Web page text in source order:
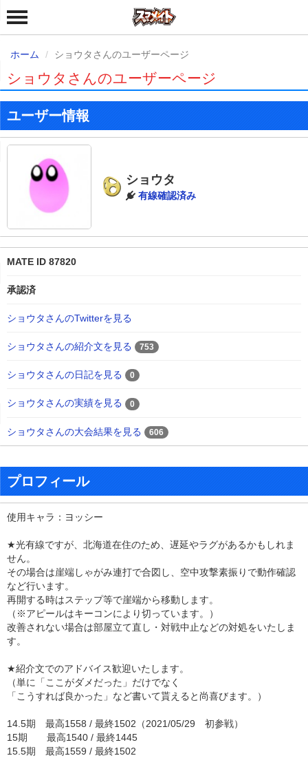
ホーム ショウタさんのユーザーページ
ショウタさんのユーザーページ
ユーザー情報
ショウタ
有線確認済み
MATE ID 87820
承認済
ショウタさんのTwitterを見る
ショウタさんの紹介文を見る 753
ショウタさんの日記を見る 0
ショウタさんの実績を見る 0
ショウタさんの大会結果を見る 606
プロフィール
使用キャラ：ヨッシー
★光有線ですが、北海道在住のため、遅延やラグがあるかもしれま
せん。
その場合は崖端しゃがみ連打で合図し、空中攻撃素振りで動作確認
など行います。
再開する時はステップ等で崖端から移動します。
（※アピールはキーコンにより切っています。）
改善されない場合は部屋立て直し・対戦中止などの対処をいたしま
す。
★紹介文でのアドバイス歓迎いたします。
（単に「ここがダメだった」だけでなく
「こうすれば良かった」など書いて貰えると尚喜びます。）
14.5期 最高1558 / 最終1502（2021/05/29 初参戦）
15期 最高1540 / 最終1445
15.5期 最高1559 / 最終1502